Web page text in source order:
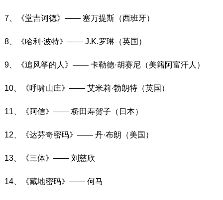
7、《堂吉诃德》—— 塞万提斯（西班牙）
8、《哈利·波特》—— J.K.罗琳（英国）
9、《追风筝的人》—— 卡勒德·胡赛尼（美籍阿富汗人）
10、《呼啸山庄》—— 艾米莉·勃朗特（英国）
11、《阿信》—— 桥田寿贺子（日本）
12、《达芬奇密码》—— 丹·布朗（美国）
13、《三体》—— 刘慈欣
14、《藏地密码》—— 何马